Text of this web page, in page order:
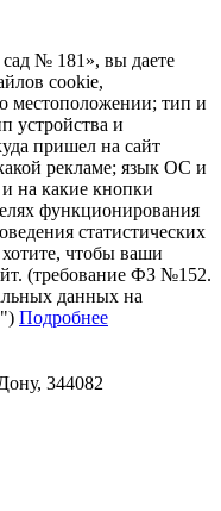
№ 181», вы даете
cookie,
местоположении; тип и
устройства и
пришел на сайт
рекламе; язык ОС и
на какие кнопки
функционирования
статистических
чтобы ваши
(требование ФЗ №152.
данных на
Подробнее
344082